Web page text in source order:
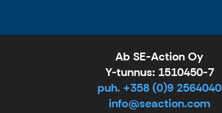
Ab SE-Action Oy
Y-tunnus: 1510450-7
puh. +358 (0)9 2564040
info@seaction.com